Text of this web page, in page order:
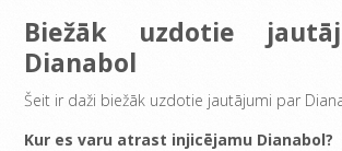
Biežāk uzdotie
Dianabol
Šeit ir daži biežāk uzdotie jautājumi par
Kur es varu atrast injicējamu Dianabol?